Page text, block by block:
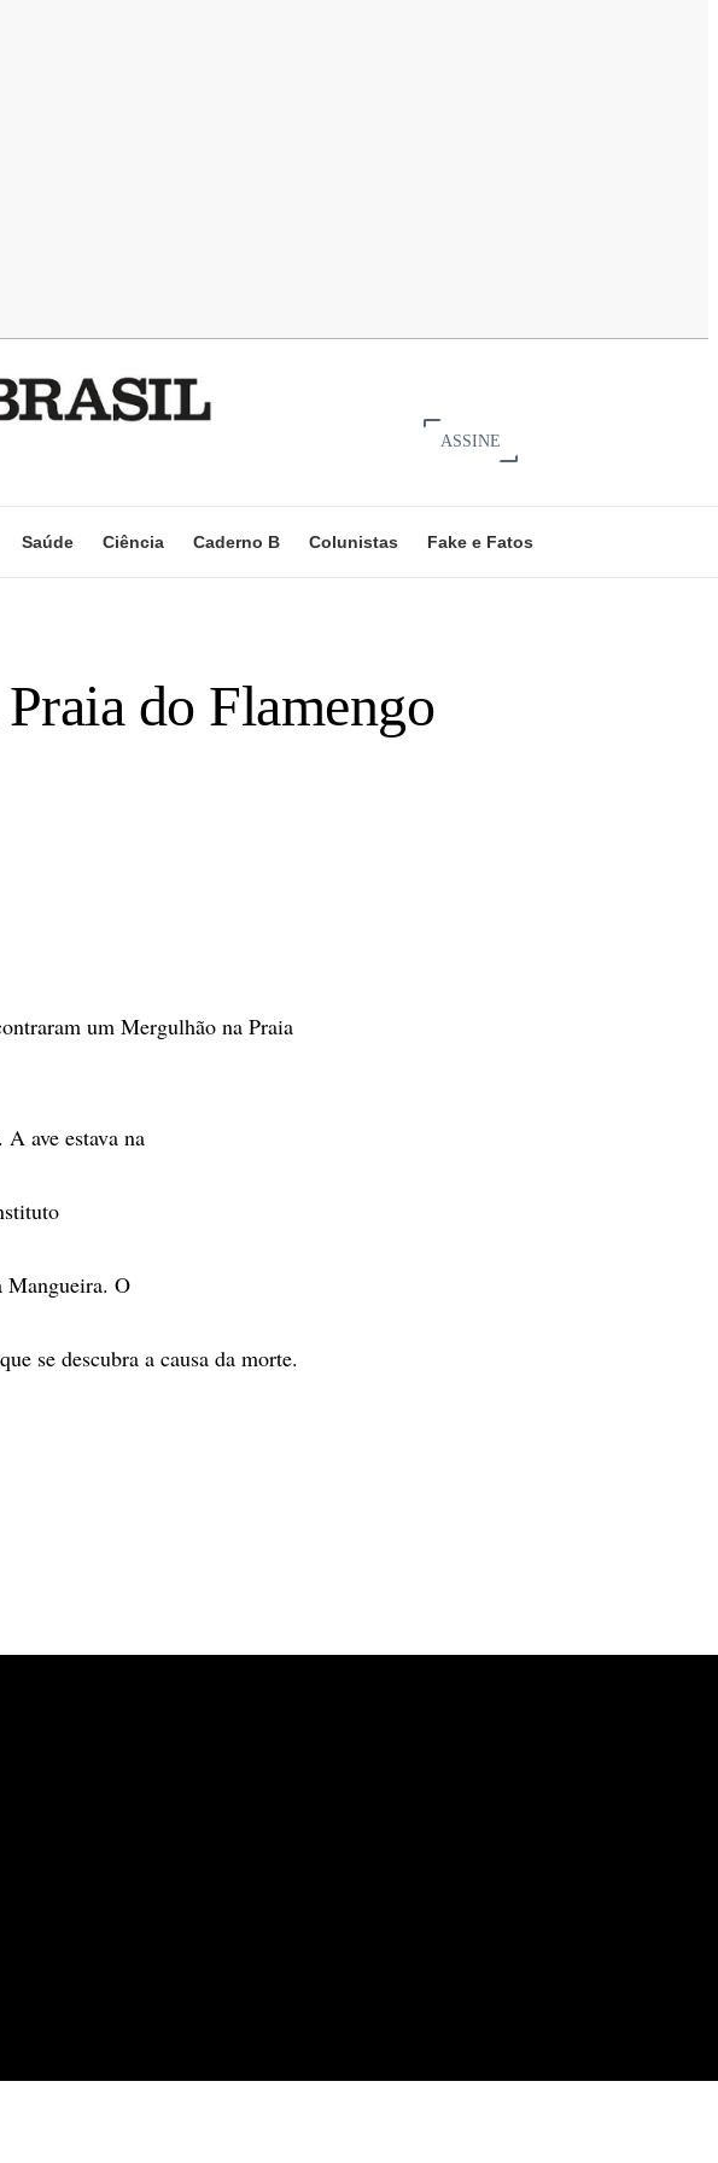
ASSINE
Saúde Ciência Caderno B Colunistas Fake e Fatos
do Flamengo
um Mergulhão na Praia
ave estava na
Mangueira. O
se descubra a causa da morte.